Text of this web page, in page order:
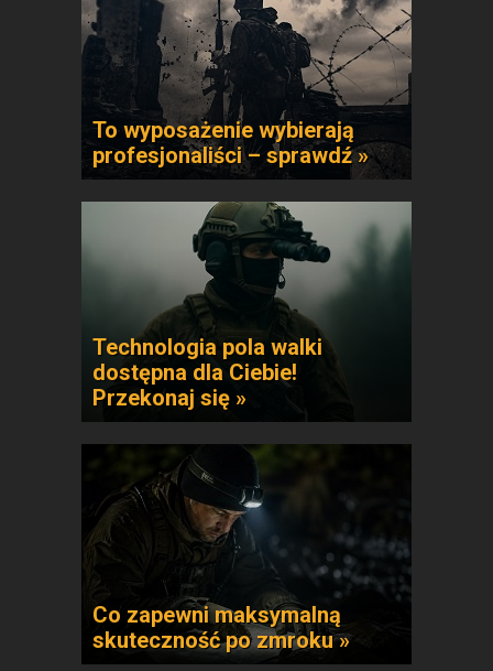
To wyposażenie wybierają
profesjonaliści – sprawdź »
Technologia pola walki
dostępna dla Ciebie!
Przekonaj się »
Co zapewni maksymalną
skuteczność po zmroku »